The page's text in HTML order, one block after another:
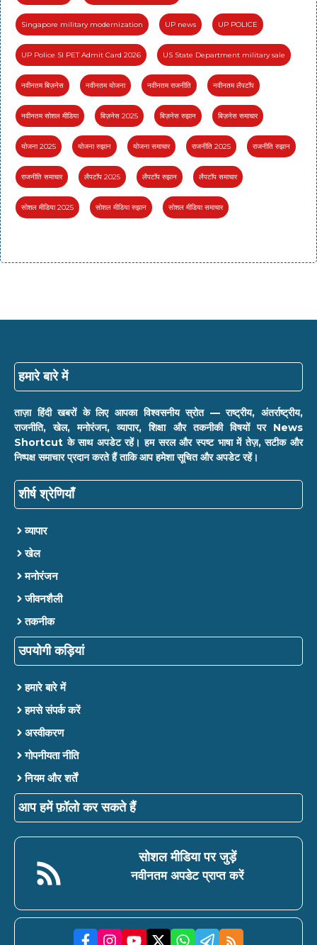
Singapore military modernization UP news UP POLICE
UP Police SI PET Admit Card 2026 US State Department military sale
नवीनतम बिज़नेस नवीनतम योजना नवीनतम राजनीति नवीनतम लैपटॉप
नवीनतम सोशल मीडिया बिज़नेस 2025 बिज़नेस रुझान बिज़नेस समाचार
योजना 2025 योजना रुझान योजना समाचार राजनीति 2025 राजनीति रुझान
राजनीति समाचार लैपटॉप 2025 लैपटॉप रुझान लैपटॉप समाचार
सोशल मीडिया 2025 सोशल मीडिया रुझान सोशल मीडिया समाचार
हमारे बारे में
ताज़ा हिंदी खबरों के लिए आपका विश्वसनीय स्रोत — राष्ट्रीय, अंतर्राष्ट्रीय,
राजनीति, खेल, मनोरंजन, व्यापार, शिक्षा और तकनीकी विषयों पर News
Shortcut के साथ अपडेट रहें। हम सरल और स्पष्ट भाषा में तेज़, सटीक और
निष्पक्ष समाचार प्रदान करते हैं ताकि आप हमेशा सूचित और अपडेट रहें।
शीर्ष श्रेणियाँ
व्यापार
खेल
मनोरंजन
जीवनशैली
तकनीक
उपयोगी कड़ियां
हमारे बारे में
हमसे संपर्क करें
अस्वीकरण
गोपनीयता नीति
नियम और शर्तें
आप हमें फ़ॉलो कर सकते हैं
सोशल मीडिया पर जुड़ें
नवीनतम अपडेट प्राप्त करें